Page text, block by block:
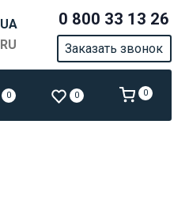
UA
RU
0 800 33 13 26
Заказать звонок
0 0 0